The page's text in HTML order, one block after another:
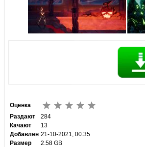
Оценка
Раздают
284
Качают
13
Добавлен 21-10-2021, 00:35
Размер
2.58 GB